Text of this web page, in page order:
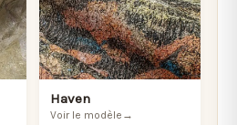
Haven
Voir le modèle →